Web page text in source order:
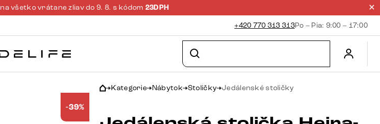
na všetko vrátane zliav do 9. 8. s kódom 23DPH
+420 770 313 313Po – Pia: 9:00 – 17:00
-39%
Kategorie Nábytok Stoličky Jedálenské stoličky